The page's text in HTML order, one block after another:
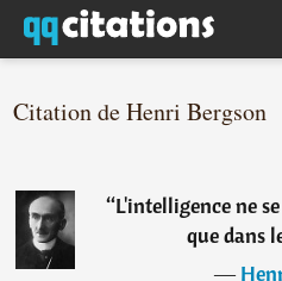
Citation de Henri Bergson
“L'intelligence ne
que dans
―